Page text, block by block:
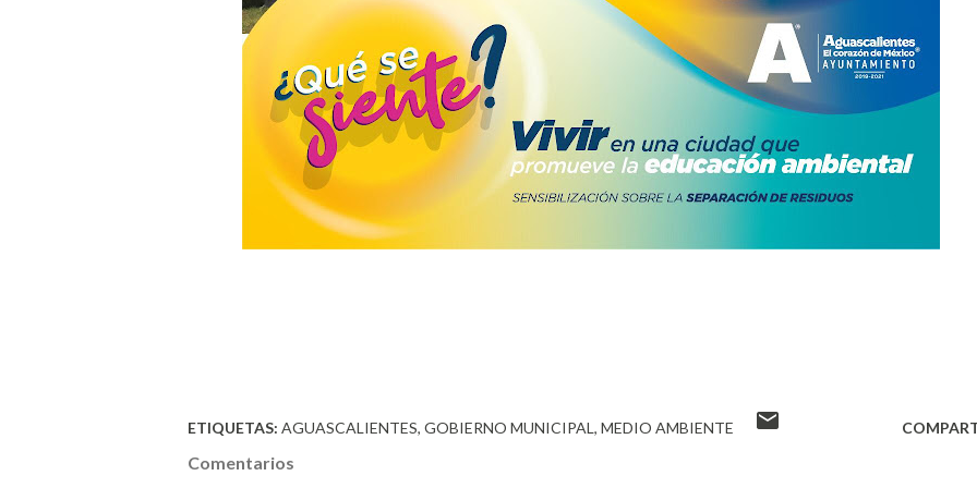
ETIQUETAS: AGUASCALIENTES GOBIERNO MUNICIPAL MEDIO AMBIENTE
Comentarios